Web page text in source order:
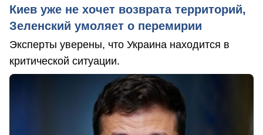
Киев уже не хочет возврата территорий,
Зеленский умоляет о перемирии
Эксперты уверены, что Украина находится в
критической ситуации.